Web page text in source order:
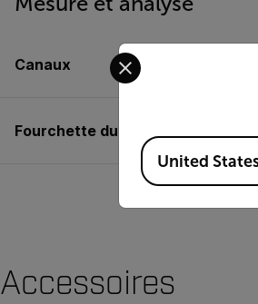
Canaux
Fourchette du taux de dosage de
Accessoires
Select your
Available Locations
United